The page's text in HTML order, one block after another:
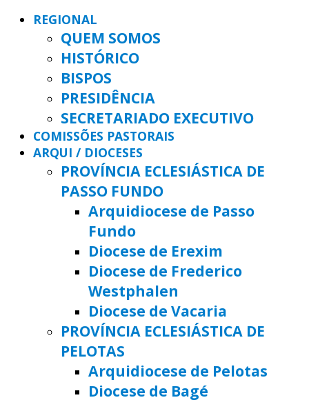
REGIONAL
QUEM SOMOS
HISTÓRICO
BISPOS
PRESIDÊNCIA
SECRETARIADO EXECUTIVO
COMISSÕES PASTORAIS
ARQUI / DIOCESES
PROVÍNCIA ECLESIÁSTICA DE
PASSO FUNDO
Arquidiocese de Passo
Fundo
Diocese de Erexim
Diocese de Frederico
Westphalen
Diocese de Vacaria
PROVÍNCIA ECLESIÁSTICA DE
PELOTAS
Arquidiocese de Pelotas
Diocese de Bagé